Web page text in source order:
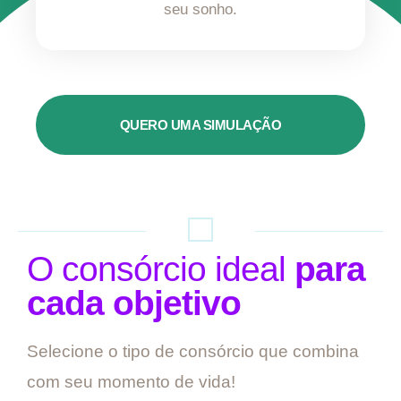
seu sonho.
QUERO UMA SIMULAÇÃO
O consórcio ideal para
cada objetivo
Selecione o tipo de consórcio que combina
com seu momento de vida!